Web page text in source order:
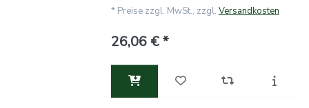
* Preise zzgl. MwSt., zzgl. Versandkosten
26,06 € *